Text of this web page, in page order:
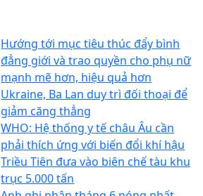
Hướng tới mục tiêu thúc đẩy bình
đẳng giới và trao quyền cho phụ nữ
mạnh mẽ hơn, hiệu quả hơn
Ukraine, Ba Lan duy trì đối thoại để
giảm căng thẳng
WHO: Hệ thống y tế châu Âu cần
phải thích ứng với biến đổi khí hậu
Triều Tiên đưa vào biên chế tàu khu
trục 5.000 tấn